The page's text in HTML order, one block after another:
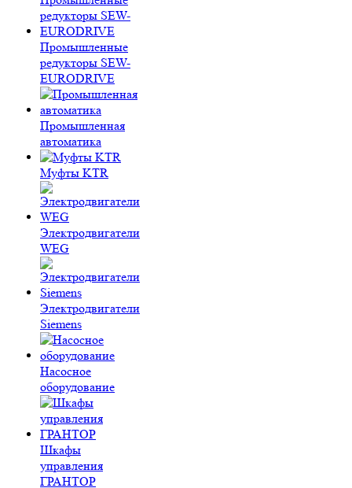
Промышленные
редукторы SEW-
EURODRIVE
Промышленная
автоматика
Муфты KTR
Электродвигатели
WEG
Электродвигатели
Siemens
Насосное
оборудование
Шкафы
управления
ГРАНТОР